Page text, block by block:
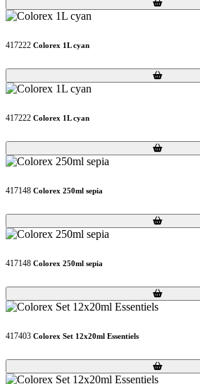
417222 Colorex 1L cyan
Loading...
Loading...
417222 Colorex 1L cyan
Loading...
Loading...
417148 Colorex 250ml sepia
Loading...
Loading...
417148 Colorex 250ml sepia
Loading...
Loading...
417403 Colorex Set 12x20ml Essentiels
Loading...
Loading...